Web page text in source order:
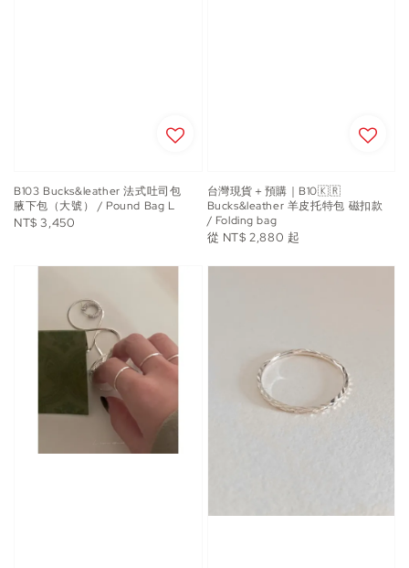
B103 Bucks&leather 法式吐司包
腋下包（大號） / Pound Bag L
Regular
NT$ 3,450
台灣現貨＋預購｜B10🇰🇷
Bucks&leather 羊皮托特包 磁扣款
/ Folding bag
Regular
從 NT$ 2,880 起